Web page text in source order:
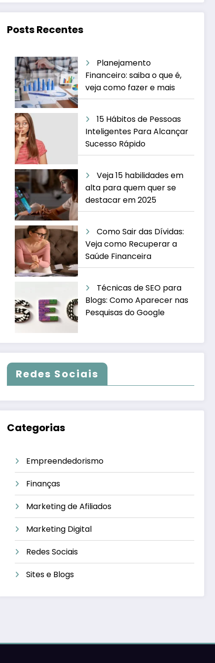
Posts Recentes
Planejamento
Financeiro: saiba o que é,
veja como fazer e mais
15 Hábitos de Pessoas
Inteligentes Para Alcançar
Sucesso Rápido
Veja 15 habilidades em
alta para quem quer se
destacar em 2025
Como Sair das Dívidas:
Veja como Recuperar a
Saúde Financeira
Técnicas de SEO para
Blogs: Como Aparecer nas
Pesquisas do Google
Redes Sociais
Categorias
Empreendedorismo
Finanças
Marketing de Afiliados
Marketing Digital
Redes Sociais
Sites e Blogs